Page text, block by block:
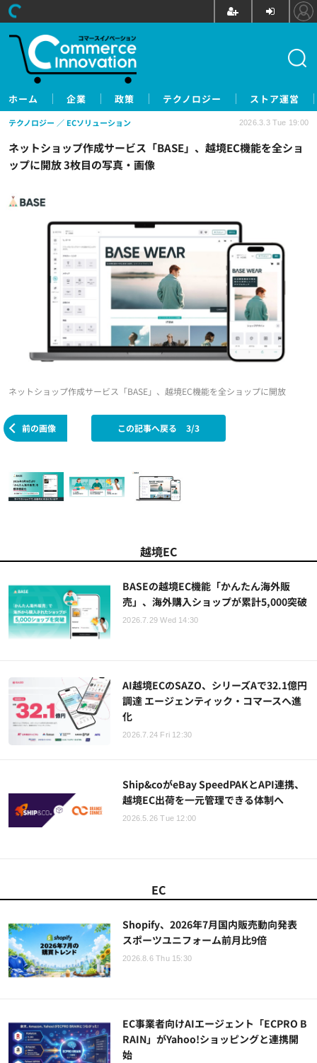
ホーム 企業 政策 テクノロジー ストア運営
ネットショップ作成サービス「BASE」、越境EC機能を全ショ
ップに開放 3枚目の写真・画像
テクノロジー ECソリューション 2026.3.3 Tue 19:00
ネットショップ作成サービス「BASE」、越境EC機能を全ショップに開放
前の画像 この記事へ戻る 3/3
越境EC
BASEの越境EC機能「かんたん海外販
売」、海外購入ショップが累計5,000突破
2026.7.29 Wed 14:30
AI越境ECのSAZO、シリーズAで32.1億円
調達 エージェンティック・コマースへ進
化
2026.7.24 Fri 12:30
Ship&coがeBay SpeedPAKとAPI連携、
越境EC出荷を一元管理できる体制へ
2026.5.26 Tue 12:00
EC
Shopify、2026年7月国内販売動向発表
スポーツユニフォーム前月比9倍
2026.8.6 Thu 15:30
EC事業者向けAIエージェント「ECPRO B
RAIN」がYahoo!ショッピングと連携開
始